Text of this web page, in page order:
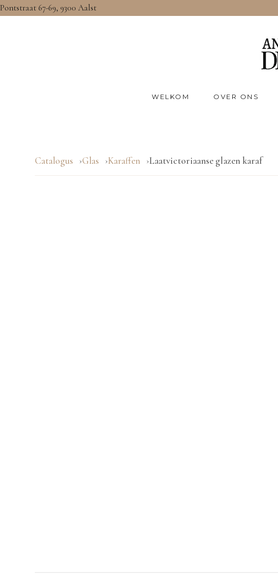
Pontstraat 67-69, 9300 Aalst
WELKOM OVER ONS
Catalogus Glas Karaffen Laatvictoriaanse glazen karaf